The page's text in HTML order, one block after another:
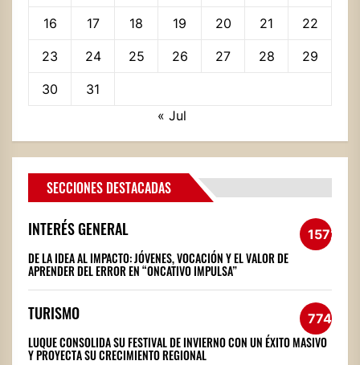
16 17 18 19 20 21 22
23 24 25 26 27 28 29
30
31
« Jul
SECCIONES DESTACADAS
INTERÉS GENERAL 1572
DE LA IDEA AL IMPACTO: JÓVENES, VOCACIÓN Y EL VALOR DE
APRENDER DEL ERROR EN “ONCATIVO IMPULSA”
TURISMO 774
LUQUE CONSOLIDA SU FESTIVAL DE INVIERNO CON UN ÉXITO MASIVO
Y PROYECTA SU CRECIMIENTO REGIONAL